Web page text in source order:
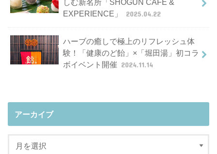
EXPERIENCE」
2025.04.22
ハーブの癒しで極上のリフレッシュ体
験！「健康のど飴」×「堀田湯」初コラ
ボイベント開催 2024.11.14
アーカイブ